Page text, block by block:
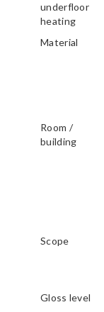
underfloor
heating
Material
Room /
building
Scope
Gloss level